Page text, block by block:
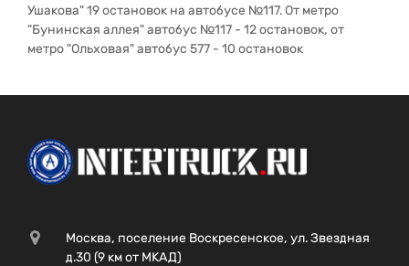
Ушакова" 19 остановок на автобусе №117. От метро
"Бунинская аллея" автобус №117 - 12 остановок, от
метро "Ольховая" автобус 577 - 10 остановок
Москва, поселение Воскресенское, ул. Звездная
д.30 (9 км от МКАД)